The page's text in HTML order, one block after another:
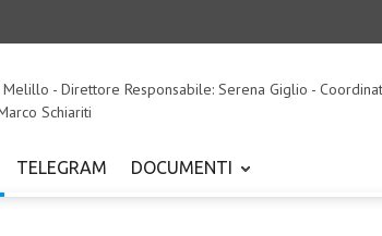
- Direttore Responsabile: Serena Giglio -
Schiariti
TELEGRAM DOCUMENTI